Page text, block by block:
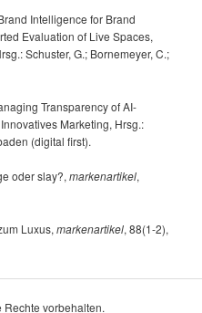
Intelligence for Brand
Evaluation of Live Spaces,
Schuster, G.; Bornemeyer, C.;
Transparency of AI-
Marketing, Hrsg.:
(digital first).
oder slay?,markenartikel,
Luxus,markenartikel, 88(1-2),
Rechte vorbehalten.